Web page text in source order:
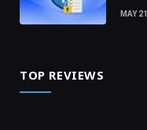
MAY
TOP REVIEWS